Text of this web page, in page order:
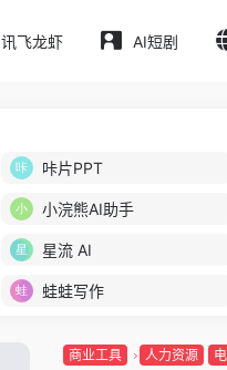
讯飞龙虾 AI短剧
咔片PPT
小浣熊AI助手
星流 AI
蛙蛙写作
商业工具 人力资源